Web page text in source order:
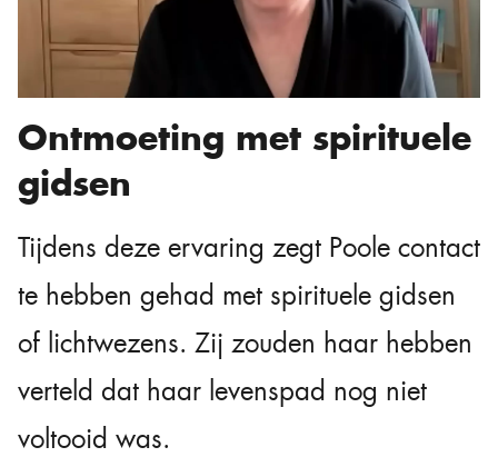
Ontmoeting met spirituele
gidsen
Tijdens deze ervaring zegt Poole contact
te hebben gehad met spirituele gidsen
of lichtwezens. Zij zouden haar hebben
verteld dat haar levenspad nog niet
voltooid was.